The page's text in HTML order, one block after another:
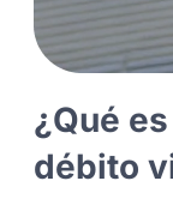
¿Qué
débito